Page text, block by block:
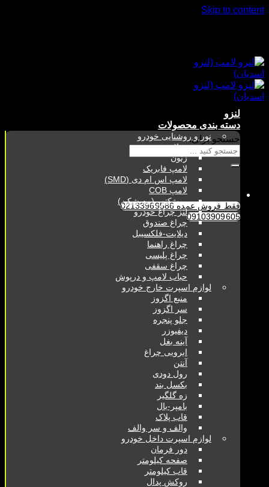
Skip to content
جستجو برای:
فقط فروش عمده 02133969586
09103909605
لنزو
دسته بندی محصولات
نور و روشنایی خودرو
هدلایت
زنون
لامپ فابریک
لامپ اس ام دی (SMD)
لامپ COB
پروژکتور (مه شکن)
لنز چراغ خودرو
چراغ صندوق
دیلایت-فلکسیبل
چراغ راهنما
چراغ پلیسی
چراغ سقفی
حباب لامپ و درپوش
لوازم اسپرت خارج خودرو
منبع اگزوز
سر اگزوز
جلو پنجره
دیفیوزر
آینه بغل
ابرویی چراغ
آنتن
رول دودی
بکسل بند
زه گلگیر
بامپر-بال
قاب پلاک
والف و سر والف
لوازم اسپرت داخل خودرو
دور فرمان
صفحه کیلومتر
قاب کیلومتر
روکش پدال